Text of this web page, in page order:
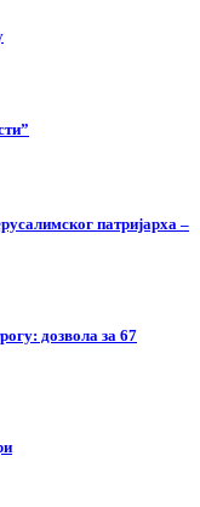
патријарха –
дозвола за 67